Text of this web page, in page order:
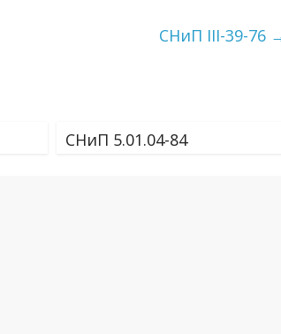
СНиП III-39-76
СНиП 5.01.04-84